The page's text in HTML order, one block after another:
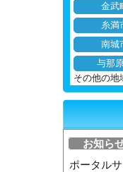
金武
糸満
南城
与那
その他の地
お知ら
ポータル